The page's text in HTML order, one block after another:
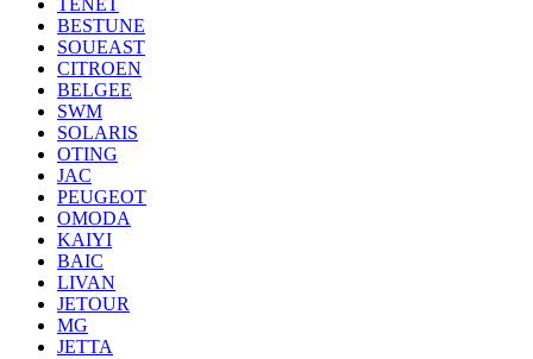
TENET
BESTUNE
SOUEAST
CITROEN
BELGEE
SWM
SOLARIS
OTING
JAC
PEUGEOT
OMODA
KAIYI
BAIC
LIVAN
JETOUR
MG
JETTA